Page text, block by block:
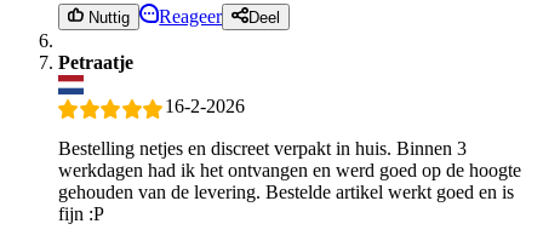
Nuttig Reageer Deel
Petraatje
16-2-2026
Bestelling netjes en discreet verpakt in huis. Binnen 3
werkdagen had ik het ontvangen en werd goed op de hoogte
gehouden van de levering. Bestelde artikel werkt goed en is
fijn :P